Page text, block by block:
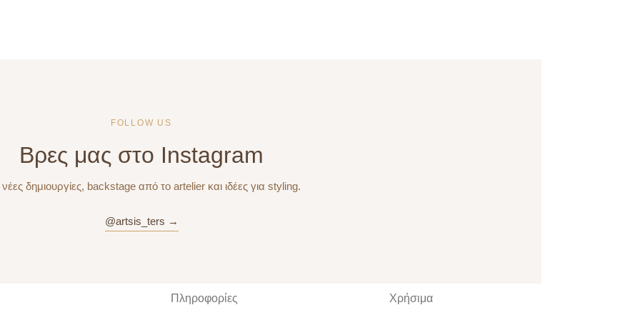
FOLLOW US
Βρες μας στο Instagram
δημιουργίες, backstage από το artelier και ιδέες για styling.
@artsis_ters →
Πληροφορίες Χρήσιμα